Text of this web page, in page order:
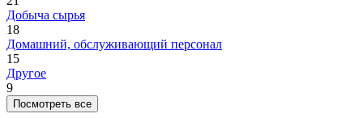
Добыча сырья
18
Домашний, обслуживающий персонал
15
Другое
9
Посмотреть все